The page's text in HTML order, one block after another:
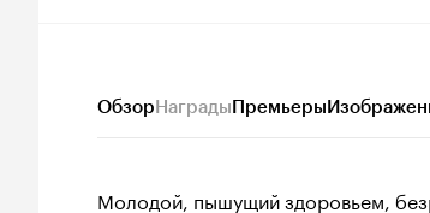
ОбзорНаградыПремьеры
Молодой, пышущий здоровьем,